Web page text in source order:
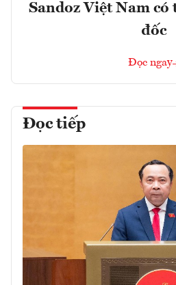
Sandoz Việt Nam có
đốc
Đọc ngay
Đọc tiếp